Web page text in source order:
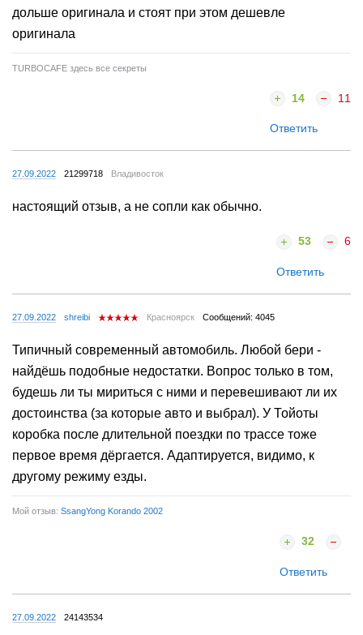
дольше оригинала и стоят при этом дешевле
оригинала
TURBOCAFE здесь все секреты
14 11
Ответить
27.09.2022 21299718 Владивосток
настоящий отзыв, а не сопли как обычно.
53 6
Ответить
27.09.2022 shreibi Красноярск Сообщений: 4045
Типичный современный автомобиль. Любой бери -
найдёшь подобные недостатки. Вопрос только в том,
будешь ли ты мириться с ними и перевешивают ли их
достоинства (за которые авто и выбрал). У Тойоты
коробка после длительной поездки по трассе тоже
первое время дёргается. Адаптируется, видимо, к
другому режиму езды.
Мой отзыв: SsangYong Korando 2002
32
Ответить
27.09.2022 24143534